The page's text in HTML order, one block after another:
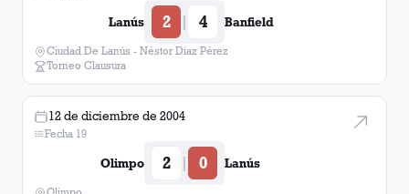
Lanús 2 | 4 Banfield
Ciudad De Lanús - Néstor Diaz Pérez
Torneo Clausura
12 de diciembre de 2004
Fecha 19
Olimpo 2 | 0 Lanús